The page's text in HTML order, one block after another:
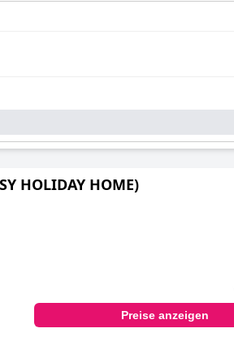
HOLIDAY HOME)
Preise anzeigen